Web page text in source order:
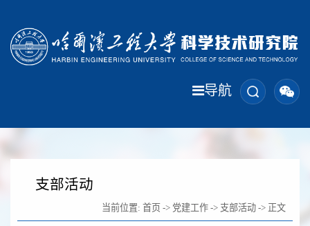
导航
支部活动
当前位置: 首页 -> 党建工作 -> 支部活动 -> 正文